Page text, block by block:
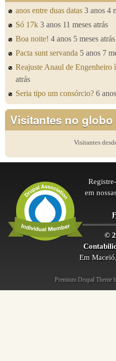
anos entre duas datas 3 anos 4
Só 17k 3 anos 11 meses atrás
Boa noite! 4 anos 5 meses atrás
Pacta sunt servanda 5 anos 7
Reajuste Anaul de Engenheiro
atrás
Seria tipo um consórcio? 6
Visitantes no globo
Visitantes
em
©
Em
Premium Drupal Theme